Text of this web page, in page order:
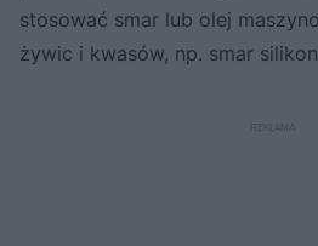
stosować smar lub olej
żywic i kwasów, np. smar